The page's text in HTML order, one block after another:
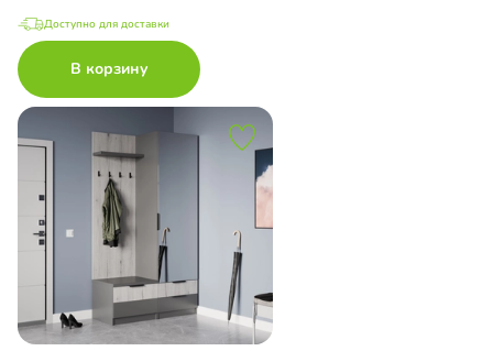
Доступно для доставки
В корзину